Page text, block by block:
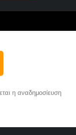
η αναδημοσίευση